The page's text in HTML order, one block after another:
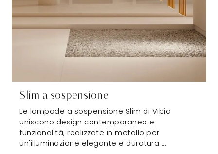
Slim a sospensione
Le lampade a sospensione Slim di Vibia
uniscono design contemporaneo e
funzionalità, realizzate in metallo per
un'illuminazione elegante e duratura ...